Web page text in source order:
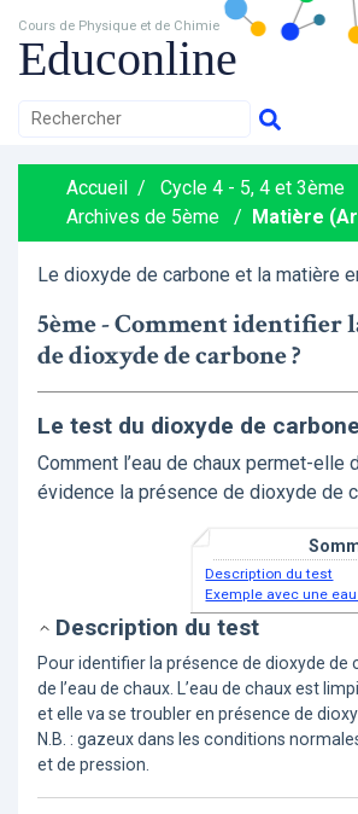
Cours de Physique et de Chimie
Educonline
Accueil / Cycle 4 - 5, 4 et 3ème
Archives de 5ème
/ Matière
Le dioxyde de carbone et la matière
5ème - Comment identifier
de dioxyde de carbone ?
Le test du dioxyde de carbone
Comment l’eau de chaux permet-elle
évidence la présence de dioxyde de
Description du test
Exemple avec une
Description du test
Pour identifier la présence de dioxyde de
de l’eau de chaux. L’eau de chaux est
et elle va se troubler en présence de
N.B. : gazeux dans les conditions
et de pression.